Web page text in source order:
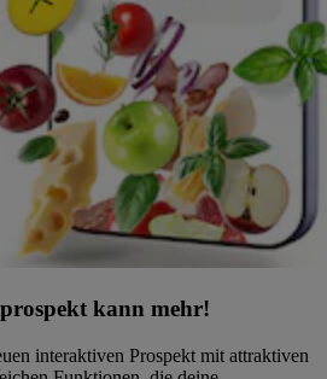
kann mehr!
interaktiven Prospekt mit attraktiven